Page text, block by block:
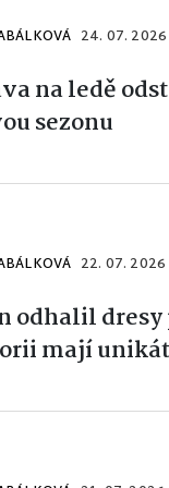
24. 07. 2026
na ledě
sezonu
22. 07. 2026
odhalil
mají